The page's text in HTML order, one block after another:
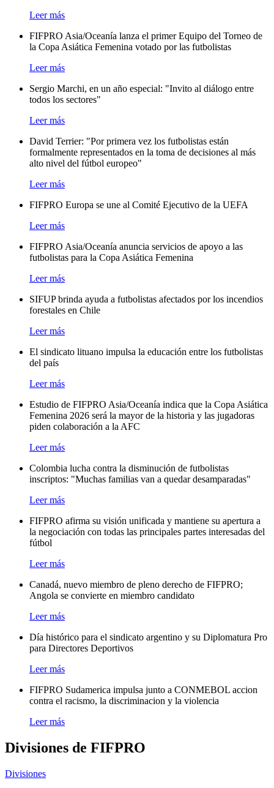
Leer más
FIFPRO Asia/Oceanía lanza el primer Equipo del Torneo de
la Copa Asiática Femenina votado por las futbolistas
Leer más
Sergio Marchi, en un año especial: "Invito al diálogo entre
todos los sectores"
Leer más
David Terrier: "Por primera vez los futbolistas están
formalmente representados en la toma de decisiones al más
alto nivel del fútbol europeo"
Leer más
FIFPRO Europa se une al Comité Ejecutivo de la UEFA
Leer más
FIFPRO Asia/Oceanía anuncia servicios de apoyo a las
futbolistas para la Copa Asiática Femenina
Leer más
SIFUP brinda ayuda a futbolistas afectados por los incendios
forestales en Chile
Leer más
El sindicato lituano impulsa la educación entre los futbolistas
del país
Leer más
Estudio de FIFPRO Asia/Oceanía indica que la Copa Asiática
Femenina 2026 será la mayor de la historia y las jugadoras
piden colaboración a la AFC
Leer más
Colombia lucha contra la disminución de futbolistas
inscriptos: "Muchas familias van a quedar desamparadas"
Leer más
FIFPRO afirma su visión unificada y mantiene su apertura a
la negociación con todas las principales partes interesadas del
fútbol
Leer más
Canadá, nuevo miembro de pleno derecho de FIFPRO;
Angola se convierte en miembro candidato
Leer más
Día histórico para el sindicato argentino y su Diplomatura Pro
para Directores Deportivos
Leer más
FIFPRO Sudamerica impulsa junto a CONMEBOL accion
contra el racismo, la discriminacion y la violencia
Leer más
Divisiones de FIFPRO
Divisiones